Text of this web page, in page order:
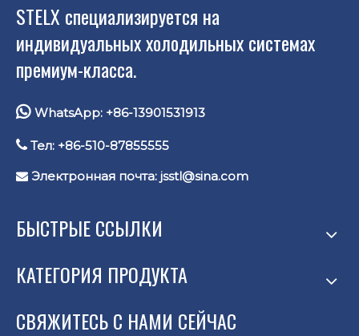
STELX специализируется на
индивидуальных холодильных системах
премиум-класса.
 WhatsApp: +86-13901531913
 Тел: +86-510-87855555
 Электронная почта: jsstl@sina.com
БЫСТРЫЕ ССЫЛКИ
КАТЕГОРИЯ ПРОДУКТА
СВЯЖИТЕСЬ С НАМИ СЕЙЧАС